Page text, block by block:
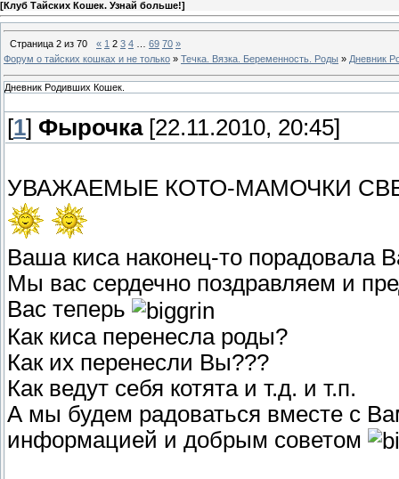
[Клуб Тайских Кошек. Узнай больше!]
Страница 2 из 70 « 1 2 3 4 69 70 »
Форум о тайских кошках и не только » Течка. Вязка. Беременность. Роды » Дневник
Дневник Родивших Кошек.
[1] Фырочка[22.11.2010, 20:45]
УВАЖАЕМЫЕ КОТО-МАМОЧКИ
Ваша киса наконец-то порадовала
Мы вас сердечно поздравляем и
Вас теперь
Как киса перенесла роды?
Как их перенесли Вы???
Как ведут себя котята и т.д. и т.п.
А мы будем радоваться вместе с
информацией и добрым советом